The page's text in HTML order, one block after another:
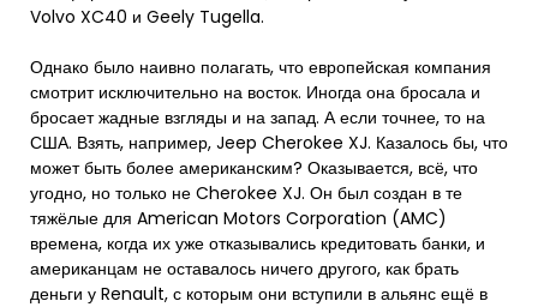
Volvo XC40 и Geely Tugella.
Однако было наивно полагать, что европейская компания
смотрит исключительно на восток. Иногда она бросала и
бросает жадные взгляды и на запад. А если точнее, то на
США. Взять, например, Jeep Cherokee XJ. Казалось бы, что
может быть более американским? Оказывается, всё, что
угодно, но только не Cherokee XJ. Он был создан в те
тяжёлые для American Motors Corporation (AMC)
времена, когда их уже отказывались кредитовать банки, и
американцам не оставалось ничего другого, как брать
деньги у Renault, с которым они вступили в альянс ещё в